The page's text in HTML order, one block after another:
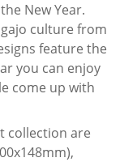
New Year.
culture from
feature the
you can enjoy
come up with
collection are